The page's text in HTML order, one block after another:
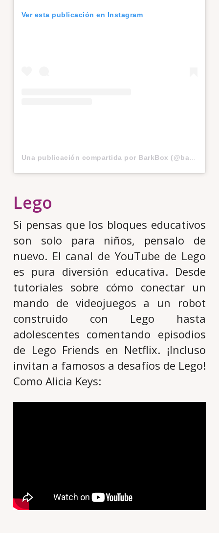
Ver esta publicación en Instagram
Lego
Si pensas que los bloques educativos
son solo para niños, pensalo de
nuevo. El canal de YouTube de Lego
es pura diversión educativa. Desde
tutoriales sobre cómo conectar un
mando de videojuegos a un robot
construido con Lego hasta
adolescentes comentando episodios
de Lego Friends en Netflix. ¡Incluso
invitan a famosos a desafíos de Lego!
Como Alicia Keys: